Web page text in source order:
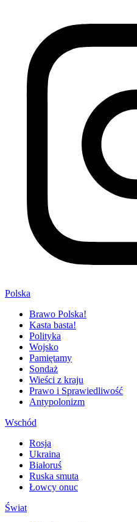
Polska
Brawo Polska!
Kasta basta!
Polityka
Wojsko
Pamiętamy
Sondaż
Wieści z kraju
Prawo i Sprawiedliwość
Antypolonizm
Wschód
Rosja
Ukraina
Białoruś
Ruska smuta
Łowcy onuc
Świat